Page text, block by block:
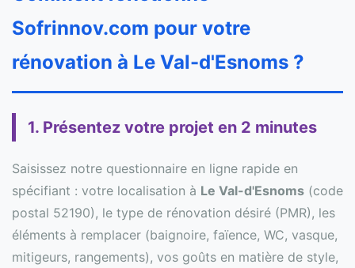
Sofrinnov.com pour votre
rénovation à Le Val-d'Esnoms ?
1. Présentez votre projet en 2 minutes
Saisissez notre questionnaire en ligne rapide en
spécifiant : votre localisation à Le Val-d'Esnoms (code
postal 52190), le type de rénovation désiré (PMR), les
éléments à remplacer (baignoire, faïence, WC, vasque,
mitigeurs, rangements), vos goûts en matière de style,